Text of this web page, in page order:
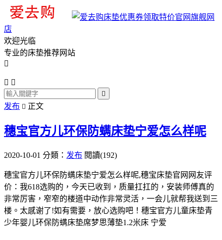
旗舰网
店
欢迎光临
专业的床垫推荐网站

 

发布  正文
穗宝官方儿环保防螨床垫宁爱怎么样呢
2020-10-01 分類： 发布 閱讀(192)
穗宝官方儿环保防螨床垫宁爱怎么样呢,穗宝床垫官网网友评
价：我618选购的，今天已收到，质量扛扛的，安装师傅真的
非常厉害，窄窄的楼道中动作非常灵活，一会儿就帮我送到三
楼。太感谢了!如有需要，放心选购吧！穗宝官方儿童床垫青
少年婴儿环保防螨床垫席梦思薄垫1.2米床 宁爱